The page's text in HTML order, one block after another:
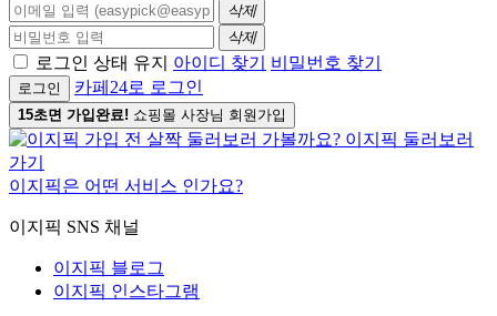
삭제
삭제
로그인 상태 유지 아이디 찾기 비밀번호 찾기
로그인 카페24로 로그인
15초면 가입완료! 쇼핑몰 사장님 회원가입
이지픽은 어떤 서비스 인가요?
이지픽 SNS 채널
이지픽 블로그
이지픽 인스타그램